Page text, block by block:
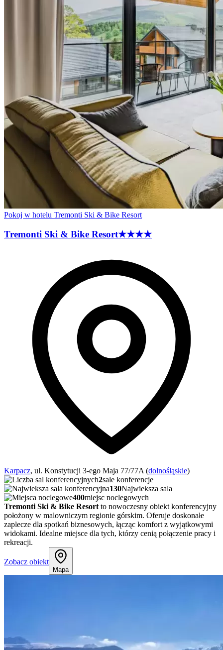
Pokoj w hotelu Tremonti Ski & Bike Resort
Tremonti Ski & Bike Resort★★★★
Karpacz, ul. Konstytucji 3-ego Maja 77/77A (dolnośląskie)
2sale konferencje
130Najwieksza sala
400miejsc noclegowych
Tremonti Ski & Bike Resort to nowoczesny obiekt konferencyjny
położony w malowniczym regionie górskim. Oferuje doskonałe
zaplecze dla spotkań biznesowych, łącząc komfort z wyjątkowymi
widokami. Idealne miejsce dla tych, którzy cenią połączenie pracy i
rekreacji.
Zobacz obiekt
Mapa